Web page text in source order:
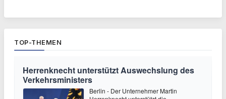
TOP-THEMEN
Herrenknecht unterstützt Auswechslung des
Verkehrsministers
Berlin - Der Unternehmer Martin